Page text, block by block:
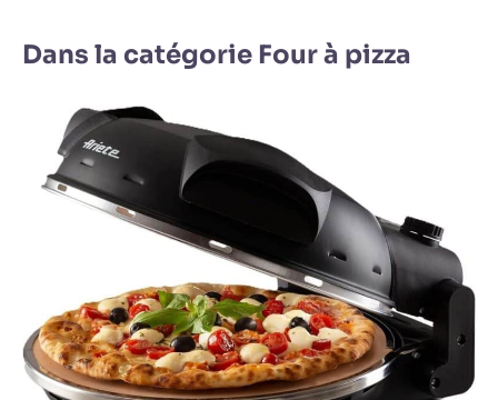
Dans la catégorie Four à pizza